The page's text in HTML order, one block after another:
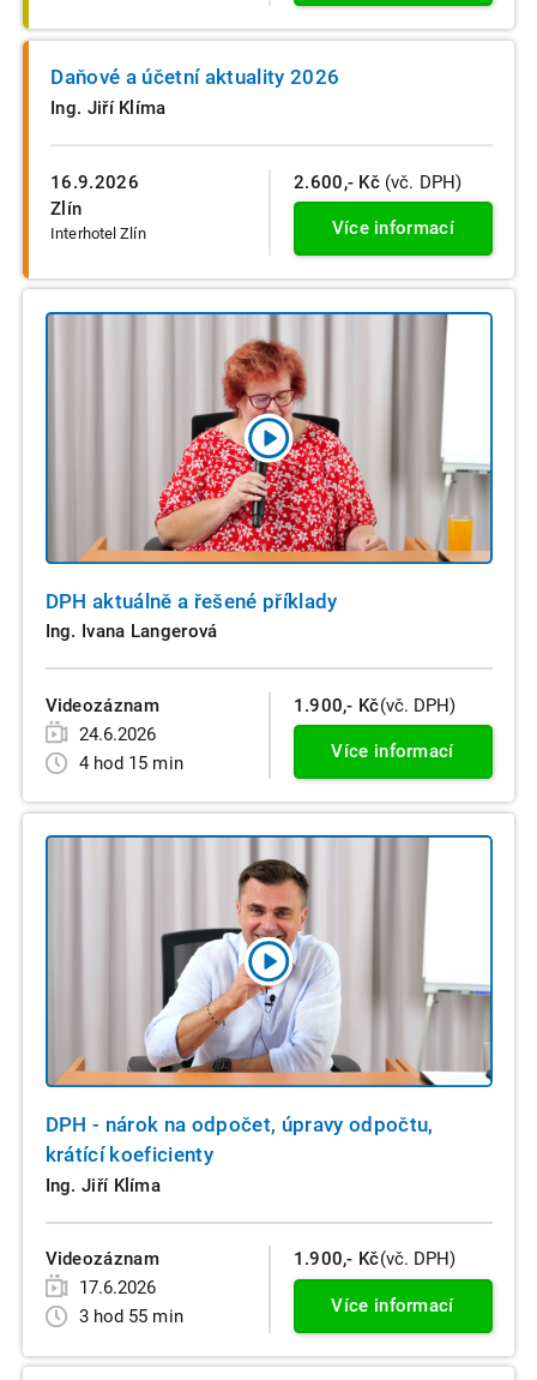
16.9.2026
Zlín
Interhotel Zlín
Daňové a účetní aktuality 2026
Ing. Jiří Klíma
2.600,- Kč (vč. DPH)
Více informací
DPH aktuálně a řešené příklady
Ing. Ivana Langerová
Videozáznam
24.6.2026
4 hod 15 min
1.900,- Kč(vč. DPH)
Více informací
DPH - nárok na odpočet, úpravy odpočtu,
krátící koeficienty
Ing. Jiří Klíma
Videozáznam
17.6.2026
3 hod 55 min
1.900,- Kč(vč. DPH)
Více informací